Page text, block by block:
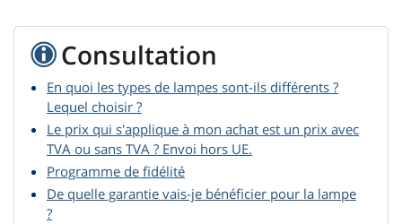
Consultation
En quoi les types de lampes sont-ils différents ?
Lequel choisir ?
Le prix qui s'applique à mon achat est un prix avec
TVA ou sans TVA ? Envoi hors UE.
Programme de fidélité
De quelle garantie vais-je bénéficier pour la lampe
?